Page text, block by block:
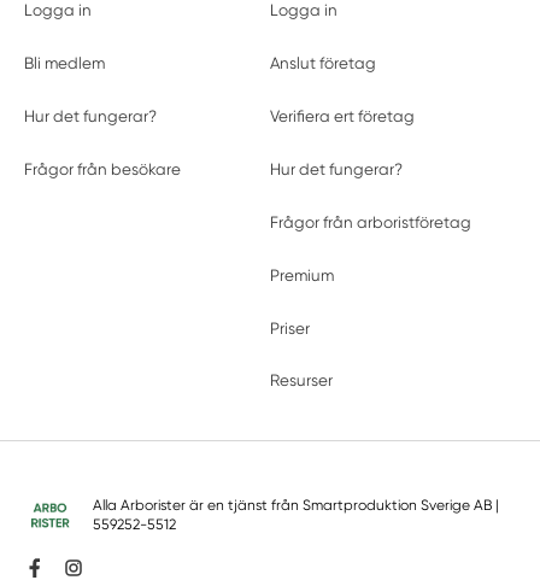
Logga in
Bli medlem
Hur det fungerar?
Frågor från besökare
Logga in
Anslut företag
Verifiera ert företag
Hur det fungerar?
Frågor från arboristföretag
Premium
Priser
Resurser
Alla Arborister är en tjänst från Smartproduktion Sverige AB|
559252-5512